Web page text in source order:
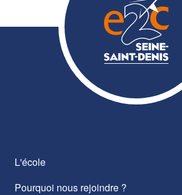
L'école
Pourquoi nous rejoindre ?